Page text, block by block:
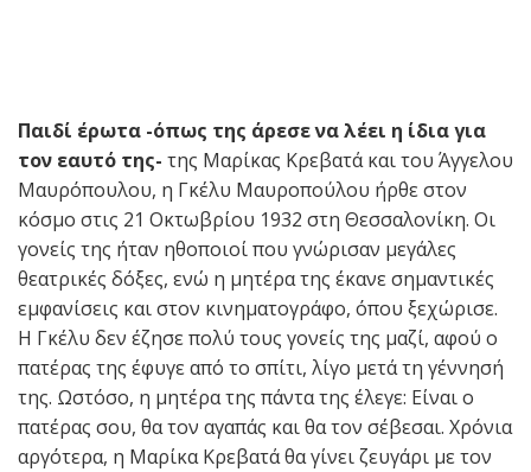
Παιδί έρωτα -όπως της άρεσε να λέει η ίδια για
τον εαυτό της- της Μαρίκας Κρεβατά και του Άγγελου
Μαυρόπουλου, η Γκέλυ Μαυροπούλου ήρθε στον
κόσμο στις 21 Οκτωβρίου 1932 στη Θεσσαλονίκη. Οι
γονείς της ήταν ηθοποιοί που γνώρισαν μεγάλες
θεατρικές δόξες, ενώ η μητέρα της έκανε σημαντικές
εμφανίσεις και στον κινηματογράφο, όπου ξεχώρισε.
Η Γκέλυ δεν έζησε πολύ τους γονείς της μαζί, αφού ο
πατέρας της έφυγε από το σπίτι, λίγο μετά τη γέννησή
της. Ωστόσο, η μητέρα της πάντα της έλεγε: Είναι ο
πατέρας σου, θα τον αγαπάς και θα τον σέβεσαι. Χρόνια
αργότερα, η Μαρίκα Κρεβατά θα γίνει ζευγάρι με τον